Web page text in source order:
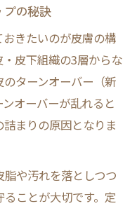
スキンケア習慣
ケアの基本手順
が鍵になる
る肌を実現する
のルーティン紹介
の工夫が必要
日の意識改革
善から
の秘訣
きたいのが皮膚の構
皮下組織の3層からな
ターンオーバー（新
オーバーが乱れると
まりの原因となりま
や汚れを落としつつ
ことが大切です。定